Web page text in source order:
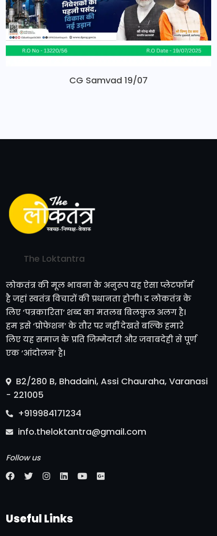
CG Samvad 19/07
The Loktantra
लोकतंत्र की मूल भावना के अनुरूप यह ऐसा प्लेटफॉर्म
है जहां स्वतंत्र विचारों की प्रधानता होगी। द लोकतंत्र के
लिए ‘पत्रकारिता’ शब्द का मतलब बिलकुल अलग है।
हम इसे ‘प्रोफेशन’ के तौर पर नहीं देखते बल्कि हमारे
लिए यह समाज के प्रति जिम्मेदारी और जवाबदेही से पूर्ण
एक ‘आंदोलन’ है।
B2/280 B, Bhadaini, Assi Chauraha, Varanasi
- 221005
+919984171234
info.theloktantra@gmail.com
Follow us
Useful Links